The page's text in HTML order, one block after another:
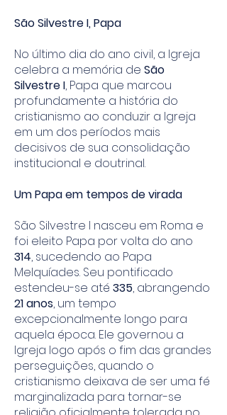
São Silvestre I, Papa
No último dia do ano civil, a Igreja
celebra a memória de São
Silvestre I, Papa que marcou
profundamente a história do
cristianismo ao conduzir a Igreja
em um dos períodos mais
decisivos de sua consolidação
institucional e doutrinal.
Um Papa em tempos de virada
São Silvestre I nasceu em Roma e
foi eleito Papa por volta do ano
314, sucedendo ao Papa
Melquíades. Seu pontificado
estendeu-se até 335, abrangendo
21 anos, um tempo
excepcionalmente longo para
aquela época. Ele governou a
Igreja logo após o fim das grandes
perseguições, quando o
cristianismo deixava de ser uma fé
marginalizada para tornar-se